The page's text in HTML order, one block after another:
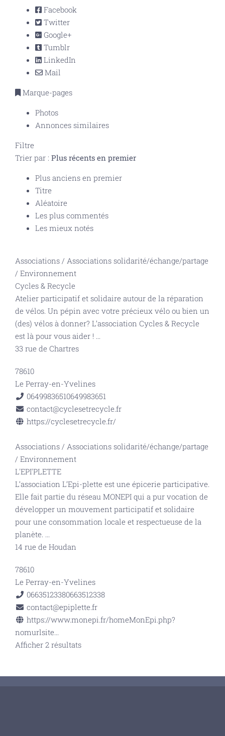
Facebook
Twitter
Google+
Tumblr
LinkedIn
Mail
Marque-pages
Photos
Annonces similaires
Filtre
Trier par : Plus récents en premier
Plus anciens en premier
Titre
Aléatoire
Les plus commentés
Les mieux notés
Associations / Associations solidarité/échange/partage
/ Environnement
Cycles & Recycle
Atelier participatif et solidaire autour de la réparation
de vélos. Un pépin avec votre précieux vélo ou bien un
(des) vélos à donner? L’association Cycles & Recycle
est là pour vous aider ! ...
33 rue de Chartres
78610
Le Perray-en-Yvelines
06499836510649983651
contact@cyclesetrecycle.fr
https://cyclesetrecycle.fr/
Associations / Associations solidarité/échange/partage
/ Environnement
L'EPI'PLETTE
L’association L’Epi-plette est une épicerie participative.
Elle fait partie du réseau MONEPI qui a pur vocation de
développer un mouvement participatif et solidaire
pour une consommation locale et respectueuse de la
planète. ...
14 rue de Houdan
78610
Le Perray-en-Yvelines
06635123380663512338
contact@epiplette.fr
https://www.monepi.fr/homeMonEpi.php?
nomurlsite...
Afficher 2 résultats